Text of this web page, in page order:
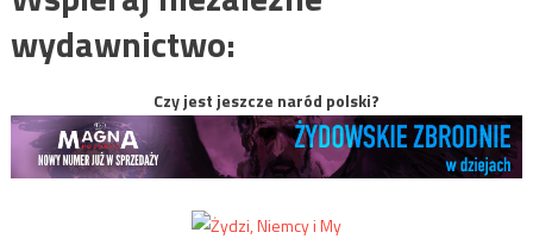
wydawnictwo:
Czy jest jeszcze naród polski?